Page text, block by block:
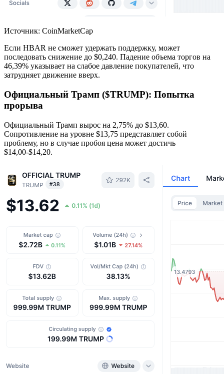
Источник: CoinMarketCap
Если HBAR не сможет удержать поддержку, может
последовать снижение до $0,240. Падение объема торгов на
46,39% указывает на слабое давление покупателей, что
затрудняет движение вверх.
Официальный Трамп ($TRUMP): Попытка
прорыва
Официальный Трамп вырос на 2,75% до $13,60.
Сопротивление на уровне $13,75 представляет собой
проблему, но в случае пробоя цена может достичь
$14,00-$14,20.